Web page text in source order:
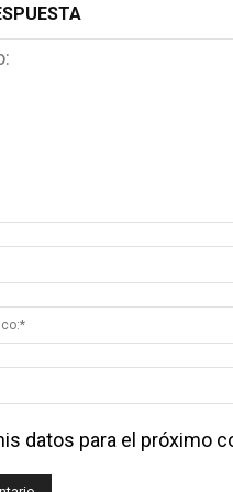
datos para el próximo